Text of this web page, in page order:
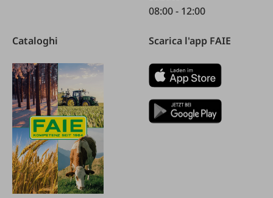
08:00 - 12:00
Cataloghi Scarica l'app FAIE